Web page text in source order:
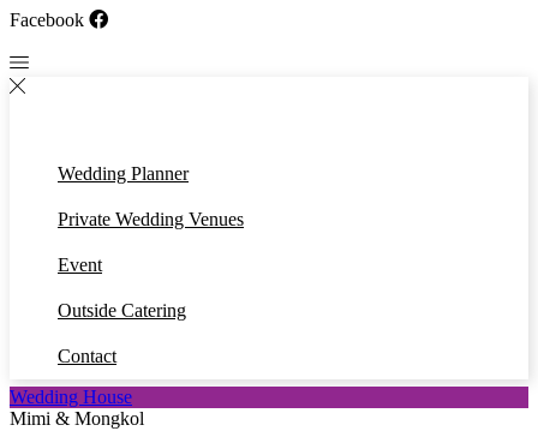
Facebook
Wedding Planner
Private Wedding Venues
Event
Outside Catering
Contact
Wedding House
Mimi & Mongkol